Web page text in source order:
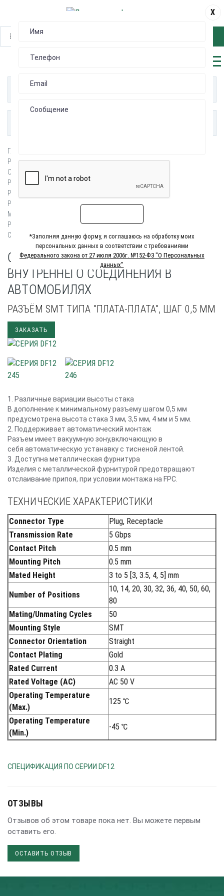
Главная
Разъемы для встроенных модулей мобильной связи
ОБСЛУЖИВАЮЩИЕ РОБОТЫ
Разъемы для мониторов состояния пациента
Разъемы для МФУ
Разъемы для игровых устройств
Мезонинное соединение
Разъемы для внутреннего соединения в автомобилях
СЕРИЯ DF12
СЕРИЯ DF12 РАЗЪЕМЫ ДЛЯ
ВНУТРЕННЕГО СОЕДИНЕНИЯ В
АВТОМОБИЛЯХ
РАЗЪЁМ SMT ТИПА "ПЛАТА-ПЛАТА", ШАГ 0,5 ММ
ЗАКАЗАТЬ
1. Различные вариации высоты стака
В дополнение к минимальному разъему шагом 0,5 мм
предусмотрена высота стака 3 мм, 3,5 мм, 4 мм и 5 мм.
2. Поддерживает автоматический монтаж
Разъем имеет вакуумную зону,включающую в
себя автоматическую устанавку с тисненой лентой.
3. Доступна металлическая фурнитура
Изделия с металлической фурнитурой предотвращают
отслаивание припоя, при условии монтажа на FPC.
ТЕХНИЧЕСКИЕ ХАРАКТЕРИСТИКИ
Connector Type
Plug, Receptacle
Transmission Rate
5 Gbps
Contact Pitch
0.5 mm
Mounting Pitch
0.5 mm
Mated Height
3 to 5 [3, 3.5, 4, 5] mm
Number of Positions
10, 14, 20, 30, 32, 36, 40, 50, 60,
80
Mating/Unmating Cycles
50
Mounting Style
SMT
Connector Orientation
Straight
Contact Plating
Gold
Rated Current
0.3 A
Rated Voltage (AC)
AC 50 V
Operating Temperature
(Max.)
125 ℃
Operating Temperature
(Min.)
-45 ℃
СПЕЦИФИКАЦИЯ ПО СЕРИИ DF12
ОТЗЫВЫ
Отзывов об этом товаре пока нет. Вы можете первым
оставить его.
ОСТАВИТЬ ОТЗЫВ
X
*Заполняя данную форму, я соглашаюсь на обработку моих
персональных данных в соответствии с требованиями
Федерального закона от 27 июля 2006г. №152-Ф3 "О Персональных
данных"